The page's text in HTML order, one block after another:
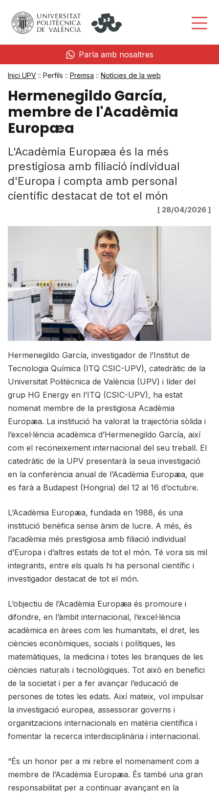
Parla amb nosaltres
Inici UPV :: Perfils :: Premsa :: Notícies de la web
Hermenegildo García,
membre de l'Acadèmia
Europæa
L'Acadèmia Europæa és la més
prestigiosa amb filiació individual
d'Europa i compta amb personal
científic destacat de tot el món
[ 28/04/2026 ]
Hermenegildo García, investigador de l’Institut de
Tecnologia Química (ITQ CSIC-UPV), catedràtic de la
Universitat Politècnica de València (UPV) i líder del
grup HG Energy en l’ITQ (CSIC-UPV), ha estat
nomenat membre de la prestigiosa Acadèmia
Europæa. La institució ha valorat la trajectòria sòlida i
l’excel·lència acadèmica d’Hermenegildo García, així
com el reconeixement internacional del seu treball. El
catedràtic de la UPV presentarà la seua investigació
en la conferència anual de l’Acadèmia Europæa, que
es farà a Budapest (Hongria) del 12 al 16 d’octubre.
L’Acadèmia Europæa, fundada en 1988, és una
institució benèfica sense ànim de lucre. A més, és
l’acadèmia més prestigiosa amb filiació individual
d’Europa i d’altres estats de tot el món. Té vora sis mil
integrants, entre els quals hi ha personal científic i
investigador destacat de tot el món.
L’objectiu de l’Acadèmia Europæa és promoure i
difondre, en l’àmbit internacional, l’excel·lència
acadèmica en àrees com les humanitats, el dret, les
ciències econòmiques, socials i polítiques, les
matemàtiques, la medicina i totes les branques de les
ciències naturals i tecnològiques. Tot això en benefici
de la societat i per a fer avançar l’educació de
persones de totes les edats. Així mateix, vol impulsar
la investigació europea, assessorar governs i
organitzacions internacionals en matèria científica i
fomentar la recerca interdisciplinària i internacional.
“És un honor per a mi rebre el nomenament com a
membre de l’Acadèmia Europæa. És també una gran
responsabilitat per a continuar avançant en la